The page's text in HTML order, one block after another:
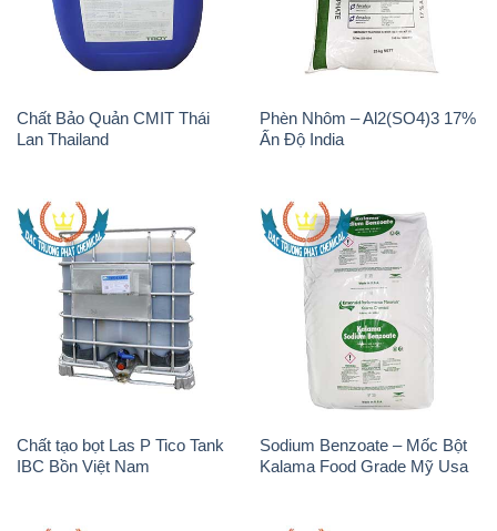
H2O2 – Hydrogen Peroxide
50% Tank IBC Bồn Thái Lan
Solvay
Sodium Bicarbonate – Bicar
NaHCO3 Feed Grade Malan
Trung Quốc China
H2O2 – Hydrogen Peroxide
50% Samuda Bangladesh
H2O2 – Hydrogen Peroxide
50% Đài Loan Taiwan Chang